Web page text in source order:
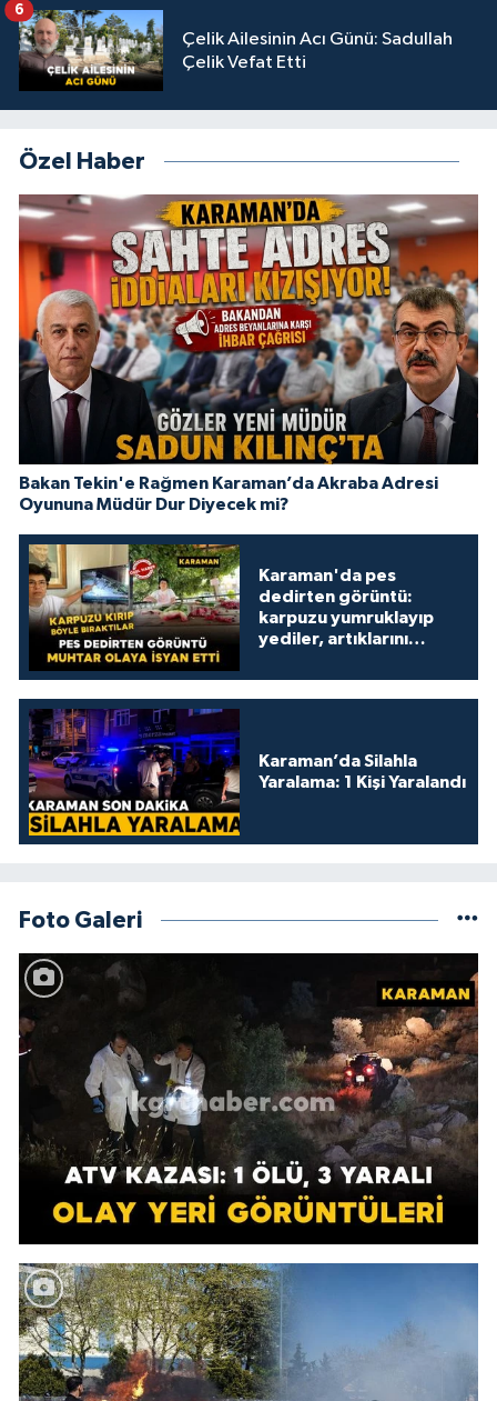
Çelik Ailesinin Acı Günü: Sadullah
Çelik Vefat Etti
6
Özel Haber
Bakan Tekin'e Rağmen Karaman’da Akraba Adresi
Oyununa Müdür Dur Diyecek mi?
Karaman'da pes
dedirten görüntü:
karpuzu yumruklayıp
yediler, artıklarını
Karaman’da Silahla
Yaralama: 1 Kişi Yaralandı
Foto Galeri